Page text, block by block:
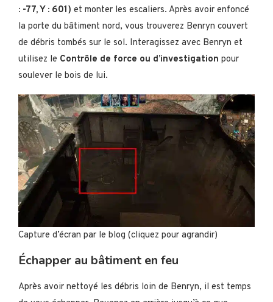
: -77, Y : 601) et monter les escaliers. Après avoir enfoncé
la porte du bâtiment nord, vous trouverez Benryn couvert
de débris tombés sur le sol. Interagissez avec Benryn et
utilisez le Contrôle de force ou d’investigation pour
soulever le bois de lui.
Capture d’écran par le blog (cliquez pour agrandir)
Échapper au bâtiment en feu
Après avoir nettoyé les débris loin de Benryn, il est temps